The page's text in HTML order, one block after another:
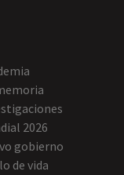
2026
gobierno
de vida